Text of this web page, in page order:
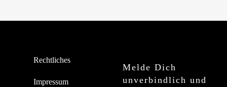
Rechtliches
Impressum
Melde Dich
unverbindlich und